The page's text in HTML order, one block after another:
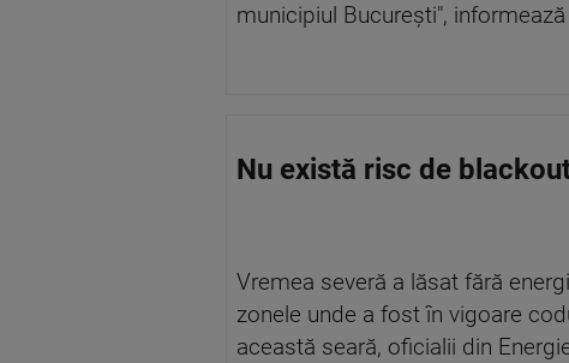
municipiul Bucureşti",
Nu există risc de
Vremea severă a lăsat fără
zonele unde a fost în vigoare
această seară, oficialii din